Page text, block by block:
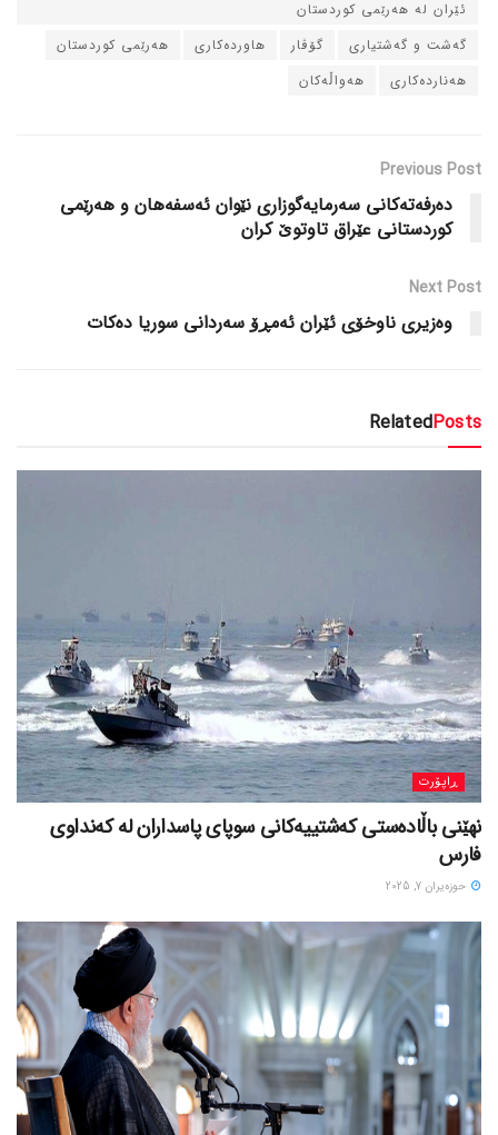
ئێران له‌ هه‌رێمی کوردستان
گه‌شت و گه‌شتیاری
گۆڤار هاورده‌کاری
هه‌رێمی کوردستان
هه‌نارده‌کاری
هه‌واڵه‌کان
Previous Post
ده‌رفه‌ته‌کانی سه‌رمایه‌گوزاری نێوان ئه‌سفه‌هان و هه‌رێمی
کوردستانی عێراق تاوتوێ کران
Next Post
وه‌زیری ناوخۆی ئێران ئه‌مڕۆ سه‌ردانی سوریا ده‌کات
RelatedPosts
ڕاپۆرت
نهێنی باڵادەستی کەشتییەکانی سوپای پاسداران لە کەنداوی
فارس
حوزه‌یران 7, 2025